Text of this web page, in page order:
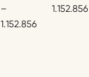
– 1.152.856
1.152.856